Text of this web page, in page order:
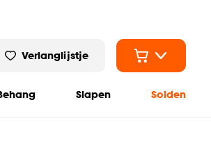
Verlanglijstje
Slapen Solden